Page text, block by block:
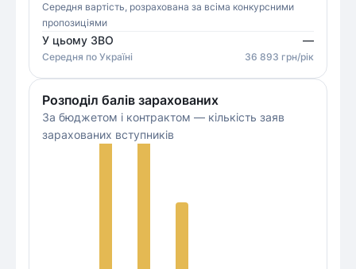
Середня вартість, розрахована за всіма конкурсними
пропозиціями
У цьому ЗВО —
Середня по Україні 36 893 грн/рік
Розподіл балів зарахованих
За бюджетом і контрактом — кількість заяв
зарахованих вступників